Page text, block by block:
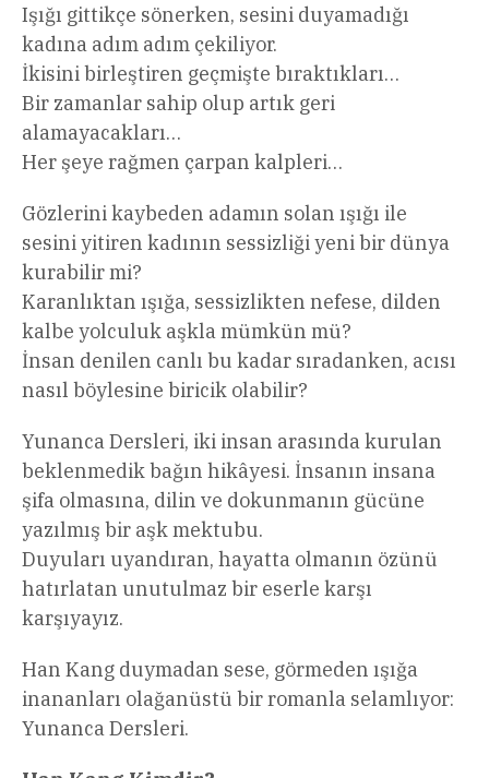
Işığı gittikçe sönerken, sesini duyamadığı
kadına adım adım çekiliyor.
İkisini birleştiren geçmişte bıraktıkları…
Bir zamanlar sahip olup artık geri
alamayacakları…
Her şeye rağmen çarpan kalpleri…
Gözlerini kaybeden adamın solan ışığı ile
sesini yitiren kadının sessizliği yeni bir dünya
kurabilir mi?
Karanlıktan ışığa, sessizlikten nefese, dilden
kalbe yolculuk aşkla mümkün mü?
İnsan denilen canlı bu kadar sıradanken, acısı
nasıl böylesine biricik olabilir?
Yunanca Dersleri, iki insan arasında kurulan
beklenmedik bağın hikâyesi. İnsanın insana
şifa olmasına, dilin ve dokunmanın gücüne
yazılmış bir aşk mektubu.
Duyuları uyandıran, hayatta olmanın özünü
hatırlatan unutulmaz bir eserle karşı
karşıyayız.
Han Kang duymadan sese, görmeden ışığa
inananları olağanüstü bir romanla selamlıyor:
Yunanca Dersleri.